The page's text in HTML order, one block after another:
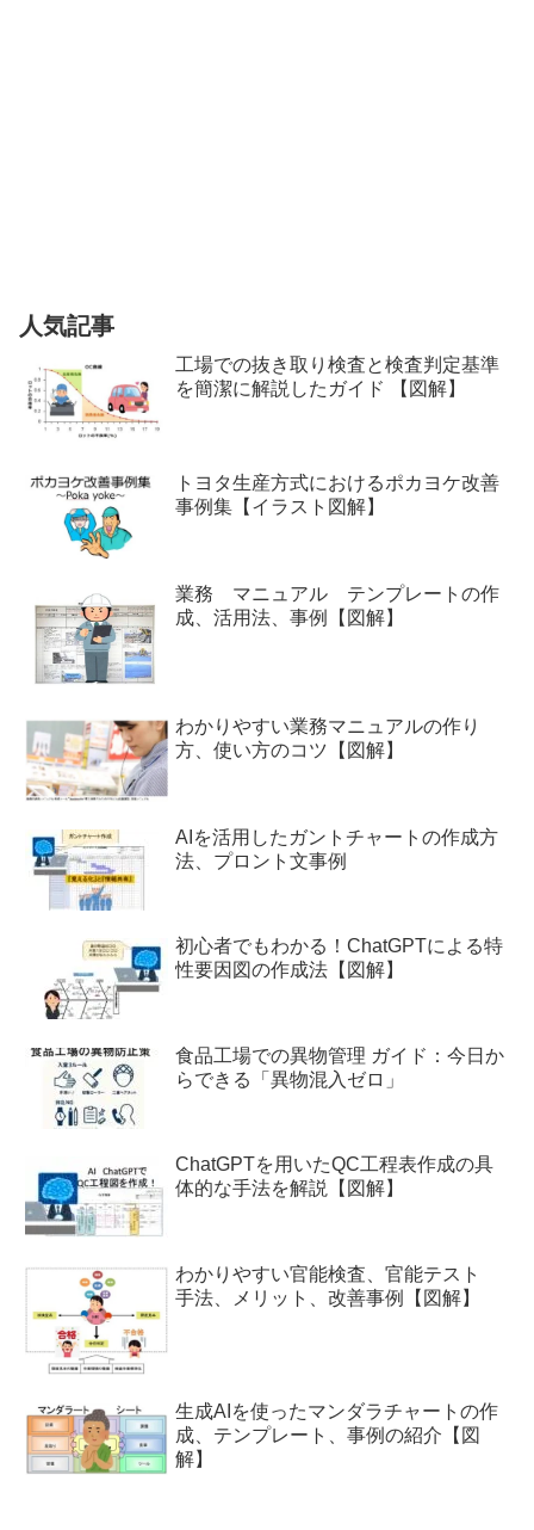
人気記事
工場での抜き取り検査と検査判定基準
を簡潔に解説したガイド 【図解】
トヨタ生産方式におけるポカヨケ改善
事例集【イラスト図解】
業務 マニュアル テンプレートの作
成、活用法、事例【図解】
わかりやすい業務マニュアルの作り
方、使い方のコツ【図解】
AIを活用したガントチャートの作成方
法、プロント文事例
初心者でもわかる！ChatGPTによる特
性要因図の作成法【図解】
食品工場での異物管理 ガイド：今日か
らできる「異物混入ゼロ」
ChatGPTを用いたQC工程表作成の具
体的な手法を解説【図解】
わかりやすい官能検査、官能テスト
手法、メリット、改善事例【図解】
生成AIを使ったマンダラチャートの作
成、テンプレート、事例の紹介【図
解】